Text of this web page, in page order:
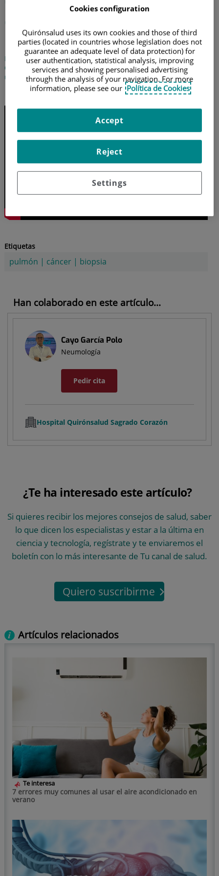
diagnóstico del cáncer de
pulmón
El doctor Cayo García, especialista en Neumología del Hospital
Quirónsalud Sagrado Corazón, nos explica la técnica CRIOEBUS,
una avanzada prueba diagnóstica del tumor de pulmón
10 de noviembre de 2025
Etiquetas
pulmón | cáncer| biopsia
Han colaborado en este artículo...
Cayo García Polo
Neumología
Pedir cita
Hospital Quirónsalud Sagrado Corazón
¿Te ha interesado este artículo?
Si quieres recibir los mejores consejos de salud, saber
lo que dicen los especialistas y estar a la última en
ciencia y tecnología, regístrate y te enviaremos el
boletín con lo más interesante de Tu canal de salud.
Quiero suscribirme
Artículos relacionados
Te interesa
7 errores muy comunes al usar el aire acondicionado en
verano
Cookies configuration
Quirónsalud uses its own cookies and those of third
parties (located in countries whose legislation does not
guarantee an adequate level of data protection) for
user authentication, statistical analysis, improving
services and showing personalised advertising
through the analysis of your navigation. For more
information, please see our Política de Cookies
Settings
Reject
Accept